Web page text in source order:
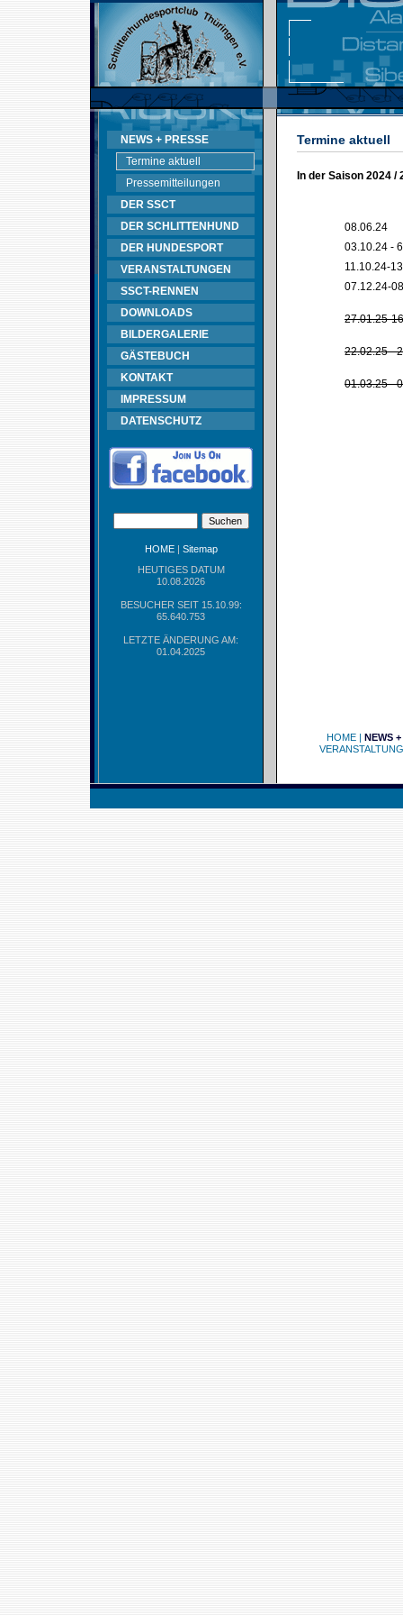
NEWS + PRESSE
Termine aktuell
Pressemitteilungen
DER SSCT
DER SCHLITTENHUND
DER HUNDESPORT
VERANSTALTUNGEN
SSCT-RENNEN
DOWNLOADS
BILDERGALERIE
GÄSTEBUCH
KONTAKT
IMPRESSUM
DATENSCHUTZ
HOME| Sitemap
HEUTIGES DATUM
10.08.2026
BESUCHER SEIT 15.10.99:
65.640.753
LETZTE ÄNDERUNG AM:
01.04.2025
Termine aktuell
In der Saison 2024
08.06.24
03.10.24 -
11.10.24-
07.12.24-
27.01.25-
22.02.25 -
01.03.25 -
HOME| NEWS